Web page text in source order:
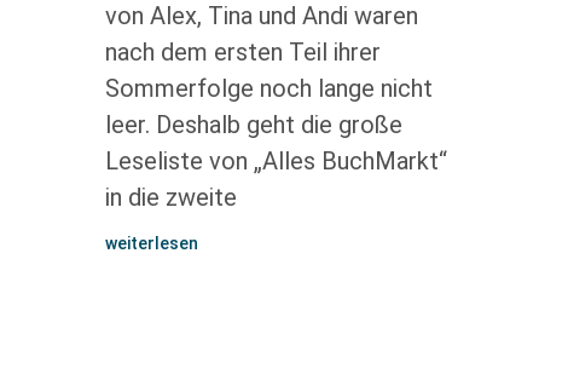
von Alex, Tina und Andi waren
nach dem ersten Teil ihrer
Sommerfolge noch lange nicht
leer. Deshalb geht die große
Leseliste von „Alles BuchMarkt“
in die zweite
weiterlesen